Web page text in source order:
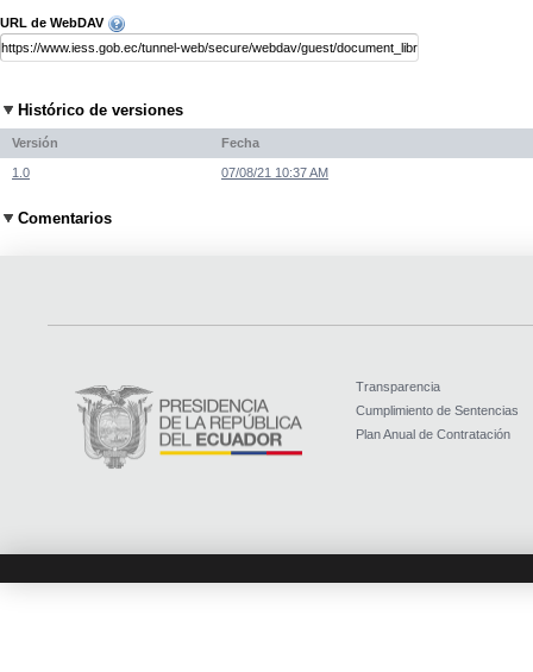
URL de WebDAV
Histórico de versiones
Versión Fecha
1.0 07/08/21 10:37 AM
Comentarios
Transparencia
Cumplimiento de Sentencias
Plan Anual de Contratación